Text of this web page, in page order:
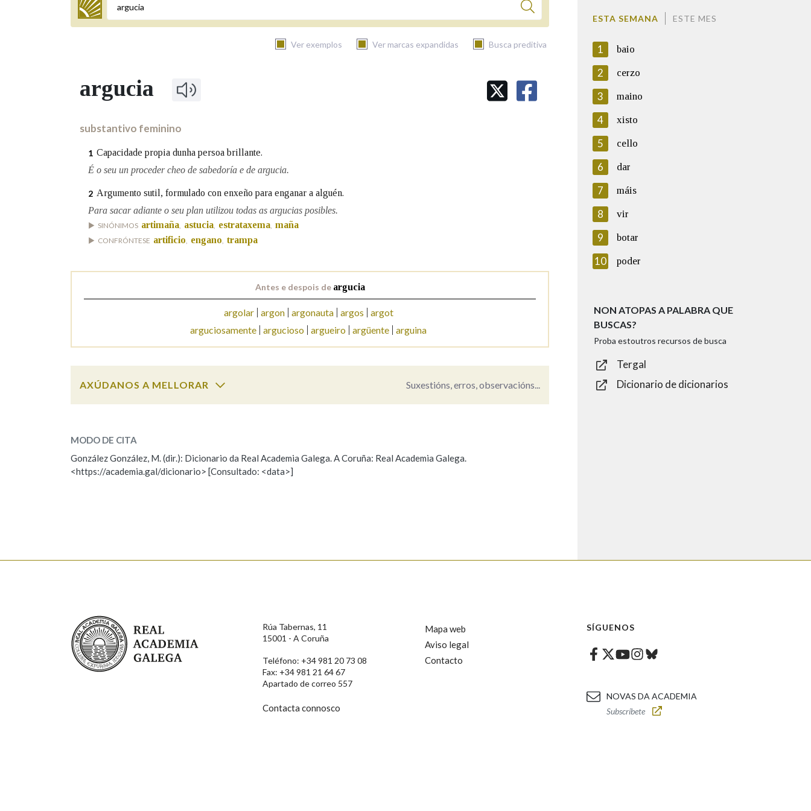
Termo a buscar
Ver exemplos Ver marcas expandidas Busca preditiva
BUSCAR NOS LEMAS
Remata por
Contén Na fraseoloxía
OUTRAS OPCIÓNS DE BUSCA
Pertence a
argucia
substantivo feminino
1 Capacidade propia dunha persoa brillante.
É o seu un proceder cheo de sabedoría e de argucia.
2 Argumento sutil, formulado con enxeño para enganar a alguén.
Para sacar adiante o seu plan utilizou todas as argucias posibles.
SINÓNIMOS artimaña, astucia, estrataxema, maña
CONFRÓNTESE artificio, engano, trampa
Antes e despois de argucia
argolar argon argonauta argos
argot
arguciosamente argucioso argueiro argüente arguina
AXÚDANOS A MELLORAR Suxestións, erros, observacións...
ESCOLLE UNHA OPCIÓN:
Observación Hai un erro na palabra Propoño mellorar a definición
Comentario
MODO DE CITA
González González, M. (dir.): Dicionario da Real Academia Galega. A Coruña: Real Academia Galega.
<https://academia.gal/dicionario> [Consultado: <data>]
ESTA SEMANA ESTE MES
1 baio
2 cerzo
3 maino
4 xisto
5 cello
6 dar
7 máis
8 vir
9 botar
10 poder
NON ATOPAS A PALABRA QUE
BUSCAS?
Proba estoutros recursos de busca
Tergal
Dicionario de dicionarios
Real Academia Galega
Rúa Tabernas, 11
15001 - A Coruña
Teléfono: +34 981 20 73 08
Fax: +34 981 21 64 67
Apartado de correo 557
Contacta connosco
Mapa web
Aviso legal
Contacto
SÍGUENOS
Facebook
Twitter
Youtube
Instagram
Bluesky
NOVAS DA ACADEMIA
Subscríbete